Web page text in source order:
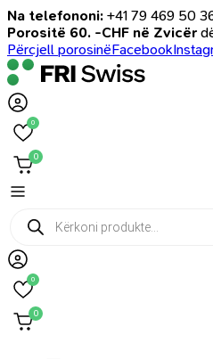
Na telefononi: +41 79 469 50
Porositë 60. -CHF në Zvicër
Përcjell porosinëFacebook
0
0
Products
search
0
0